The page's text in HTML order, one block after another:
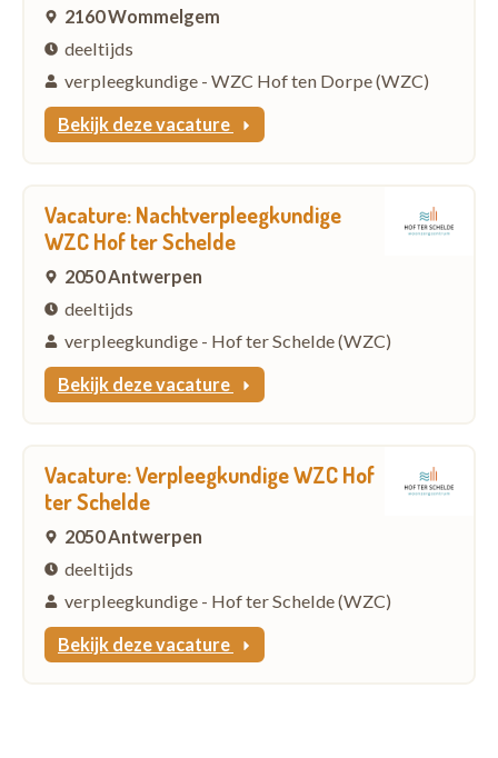
2160 Wommelgem
deeltijds
verpleegkundige - WZC Hof ten Dorpe (WZC)
Bekijk deze vacature
Vacature: Nachtverpleegkundige
WZC Hof ter Schelde
2050 Antwerpen
deeltijds
verpleegkundige - Hof ter Schelde (WZC)
Bekijk deze vacature
Vacature: Verpleegkundige WZC Hof
ter Schelde
2050 Antwerpen
deeltijds
verpleegkundige - Hof ter Schelde (WZC)
Bekijk deze vacature